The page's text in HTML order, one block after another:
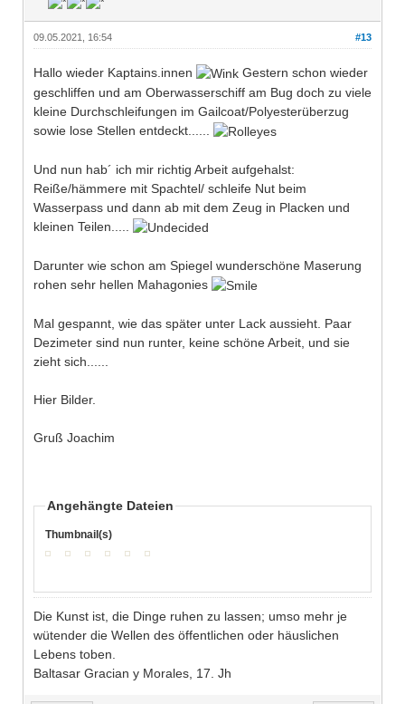
#13
09.05.2021, 16:54
Hallo wieder Kaptains.innen
Gestern schon wieder
geschliffen und am Oberwasserschiff am Bug doch zu viele
kleine Durchschleifungen im Gailcoat/Polyesterüberzug
sowie lose Stellen entdeckt......
Und nun hab´ ich mir richtig Arbeit aufgehalst:
Reiße/hämmere mit Spachtel/ schleife Nut beim
Wasserpass und dann ab mit dem Zeug in Placken und
kleinen Teilen.....
Darunter wie schon am Spiegel wunderschöne Maserung
rohen sehr hellen Mahagonies
Mal gespannt, wie das später unter Lack aussieht. Paar
Dezimeter sind nun runter, keine schöne Arbeit, und sie
zieht sich......
Hier Bilder.
Gruß Joachim
Angehängte Dateien
Thumbnail(s)
Die Kunst ist, die Dinge ruhen zu lassen; umso mehr je
wütender die Wellen des öffentlichen oder häuslichen
Lebens toben.
Baltasar Gracian y Morales, 17. Jh